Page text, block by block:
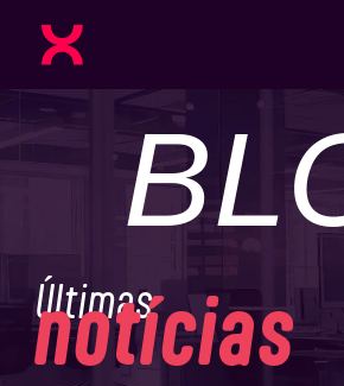
Últimas
notícias